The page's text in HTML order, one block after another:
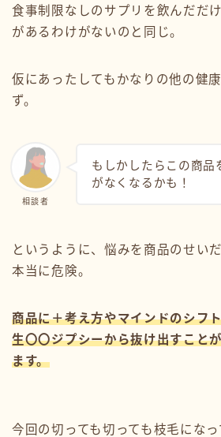
食事制限なしのサプリを飲んだだ
があるわけがないのと同じ。
仮にあったしてもかなりの他の健
ず。
相談者
もしかしたらこの商品
がなくなるかも！
というように、悩みを商品のせい
本当に危険。
商品に＋考え方やマインドのシフ
生〇〇ジプシーから抜け出すこと
ます。
今回の切っても切っても枝毛にな